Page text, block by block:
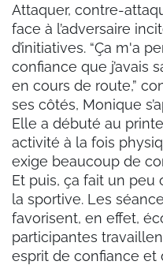
Attaquer, contre-
face à l’adversaire
d’initiatives. “Ça m'a
confiance que j’avais
en cours de route,”
ses côtés, Monique
Elle a débuté au
activité à la fois
exige beaucoup de
Et puis, ça fait un peu
la sportive. Les
favorisent, en effet,
participantes
esprit de confiance et